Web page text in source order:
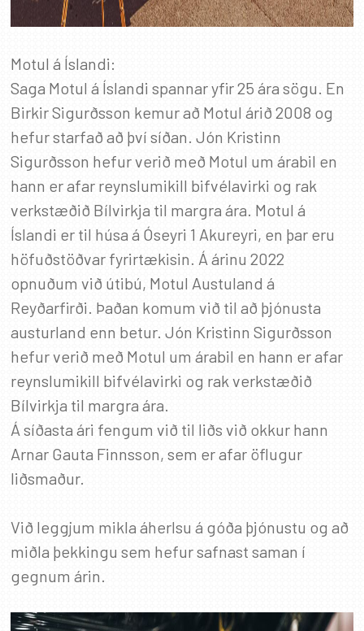
Motul á Íslandi:
Saga Motul á Íslandi spannar yfir 25 ára sögu. En
Birkir Sigurðsson kemur að Motul árið 2008 og
hefur starfað að því síðan. Jón Kristinn
Sigurðsson hefur verið með Motul um árabil en
hann er afar reynslumikill bifvélavirki og rak
verkstæðið Bílvirkja til margra ára. Motul á
Íslandi er til húsa á Óseyri 1 Akureyri, en þar eru
höfuðstöðvar fyrirtækisin. Á árinu 2022
opnuðum við útibú, Motul Austuland á
Reyðarfirði. Þaðan komum við til að þjónusta
austurland enn betur. Jón Kristinn Sigurðsson
hefur verið með Motul um árabil en hann er afar
reynslumikill bifvélavirki og rak verkstæðið
Bílvirkja til margra ára.
Á síðasta ári fengum við til liðs við okkur hann
Arnar Gauta Finnsson, sem er afar öflugur
liðsmaður.
Við leggjum mikla áherlsu á góða þjónustu og að
miðla þekkingu sem hefur safnast saman í
gegnum árin.
SKRÁÐU ÞIG Á PÓSTLISTANN
Fáðu sendar fréttir af nýjum vörum, viðburðum
og sértilboðum í tölvupósti.
Netfang*